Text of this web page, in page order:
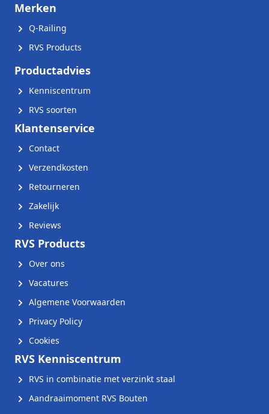
Merken
Q-Railing
RVS Products
Productadvies
Kenniscentrum
RVS soorten
Klantenservice
Contact
Verzendkosten
Retourneren
Zakelijk
Reviews
RVS Products
Over ons
Vacatures
Algemene Voorwaarden
Privacy Policy
Cookies
RVS Kenniscentrum
RVS in combinatie met verzinkt staal
Aandraaimoment RVS Bouten